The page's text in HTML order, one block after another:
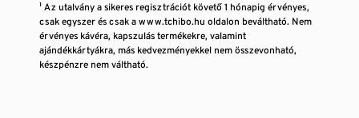
¹ Az utalvány a sikeres regisztrációt követő 1 hónapig érvényes,
csak egyszer és csak a www.tchibo.hu oldalon beváltható. Nem
érvényes kávéra, kapszulás termékekre, valamint
ajándékkártyákra, más kedvezményekkel nem összevonható,
készpénzre nem váltható.